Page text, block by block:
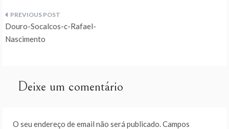
Navegação
de
Douro-Socalcos-c-Rafael-
Nascimento
Deixe um comentário
O seu endereço de email não será publicado.Campos